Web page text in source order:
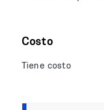
Costo
Tiene costo